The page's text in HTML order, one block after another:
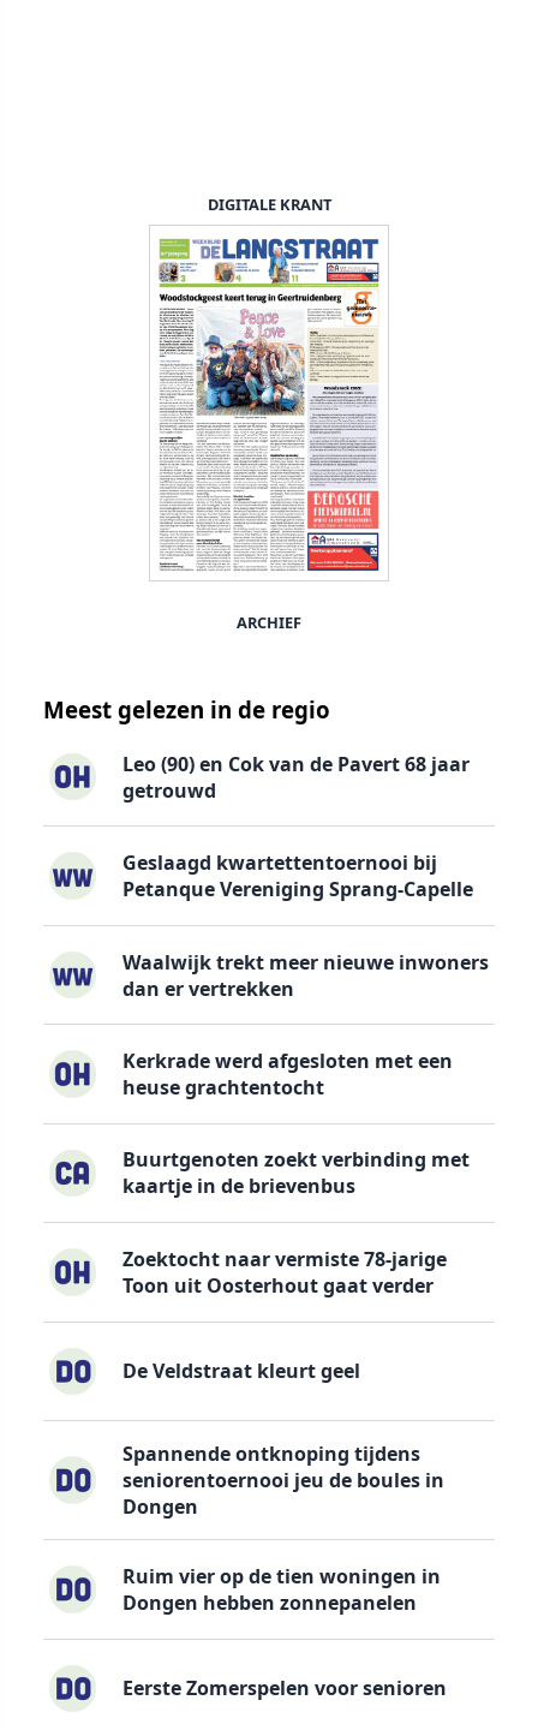
DIGITALE KRANT
ARCHIEF
Meest gelezen in de regio
Leo (90) en Cok van de Pavert 68 jaar
getrouwd
Geslaagd kwartettentoernooi bij
Petanque Vereniging Sprang-Capelle
Waalwijk trekt meer nieuwe inwoners
dan er vertrekken
Kerkrade werd afgesloten met een
heuse grachtentocht
Buurtgenoten zoekt verbinding met
kaartje in de brievenbus
Zoektocht naar vermiste 78-jarige
Toon uit Oosterhout gaat verder
De Veldstraat kleurt geel
Spannende ontknoping tijdens
seniorentoernooi jeu de boules in
Dongen
Ruim vier op de tien woningen in
Dongen hebben zonnepanelen
Eerste Zomerspelen voor senioren